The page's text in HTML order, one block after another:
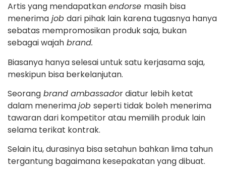
Artis yang mendapatkanendorse masih bisa
menerima job dari pihak lain karena tugasnya hanya
sebatas mempromosikan produk saja, bukan
sebagai wajah brand.
Biasanya hanya selesai untuk satu kerjasama saja,
meskipun bisa berkelanjutan.
Seorang brand ambassador diatur lebih ketat
dalam menerimajob seperti tidak boleh menerima
tawaran dari kompetitor atau memilih produk lain
selama terikat kontrak.
Selain itu, durasinya bisa setahun bahkan lima tahun
tergantung bagaimana kesepakatan yang dibuat.